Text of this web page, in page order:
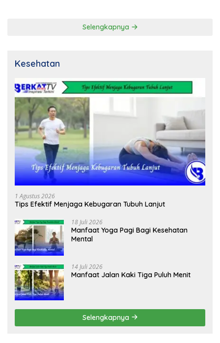
Selengkapnya
Kesehatan
1 Agustus 2026
Tips Efektif Menjaga Kebugaran Tubuh Lanjut
18 Juli 2026
Manfaat Yoga Pagi Bagi Kesehatan
Mental
14 Juli 2026
Manfaat Jalan Kaki Tiga Puluh Menit
Selengkapnya